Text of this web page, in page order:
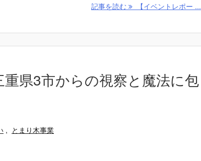
記事を読む 【イベントレポー ...
県3市からの視察と魔法に包
, とまり木事業